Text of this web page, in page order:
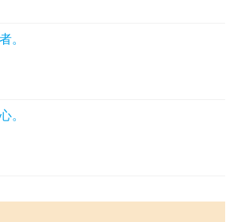
。
。